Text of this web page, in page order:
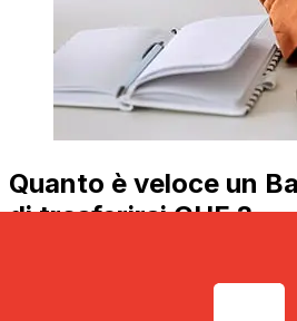
Quanto è veloce un
di trasferirsi CHF ?
Banco CTT da Paesi Membri